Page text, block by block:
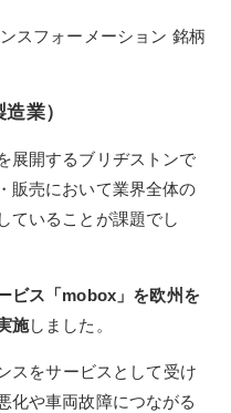
スフォーメーション 銘柄
業）
展開するブリヂストンで
販売において業界全体の
ていることが課題でし
ビス「mobox」を欧州を
施しました。
スをサービスとして受け
化や車両故障につながる